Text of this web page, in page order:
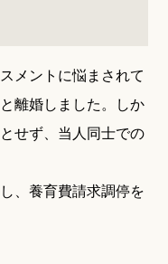
メントに悩まされて
離婚しました。しか
せず、当人同士での
、養育費請求調停を